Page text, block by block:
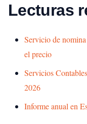
Lecturas
Servicio de
el precio
Servicios
2026
Informe anual en